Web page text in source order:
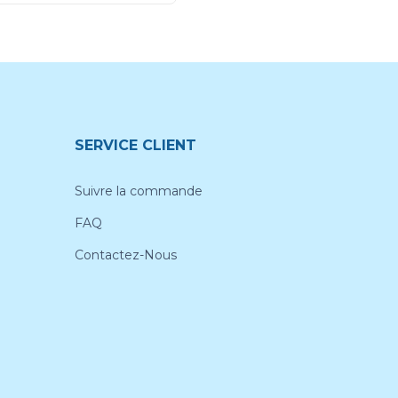
SERVICE CLIENT
Suivre la commande
FAQ
Contactez-Nous